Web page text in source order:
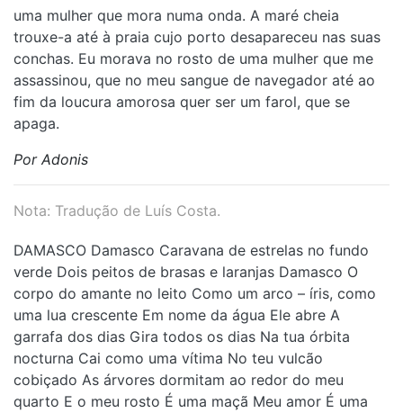
uma mulher que mora numa onda. A maré cheia
trouxe-a até à praia cujo porto desapareceu nas suas
conchas. Eu morava no rosto de uma mulher que me
assassinou, que no meu sangue de navegador até ao
fim da loucura amorosa quer ser um farol, que se
apaga.
Por Adonis
Nota: Tradução de Luís Costa.
DAMASCO Damasco Caravana de estrelas no fundo
verde Dois peitos de brasas e laranjas Damasco O
corpo do amante no leito Como um arco – íris, como
uma lua crescente Em nome da água Ele abre A
garrafa dos dias Gira todos os dias Na tua órbita
nocturna Cai como uma vítima No teu vulcão
cobiçado As árvores dormitam ao redor do meu
quarto E o meu rosto É uma maçã Meu amor É uma